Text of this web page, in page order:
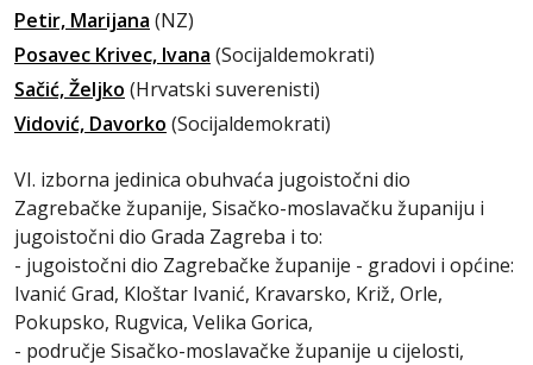
Petir, Marijana (NZ)
Posavec Krivec, Ivana (Socijaldemokrati)
Sačić, Željko (Hrvatski suverenisti)
Vidović, Davorko (Socijaldemokrati)
VI. izborna jedinica obuhvaća jugoistočni dio
Zagrebačke županije, Sisačko-moslavačku županiju i
jugoistočni dio Grada Zagreba i to:
- jugoistočni dio Zagrebačke županije - gradovi i općine:
Ivanić Grad, Kloštar Ivanić, Kravarsko, Križ, Orle,
Pokupsko, Rugvica, Velika Gorica,
- područje Sisačko-moslavačke županije u cijelosti,